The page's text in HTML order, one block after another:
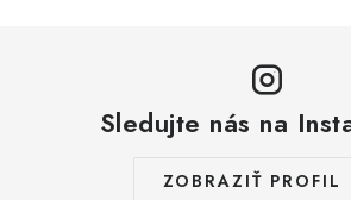
Sledujte nás na
ZOBRAZIŤ PROFIL